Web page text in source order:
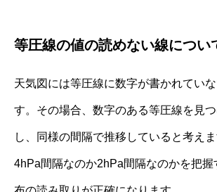
等圧線の値の読めない線につい
天気図には等圧線に数字が書かれてい
す。その場合、数字のある等圧線を見
し、同様の間隔で推移していると考え
4hPa間隔なのか2hPa間隔なのかを把握